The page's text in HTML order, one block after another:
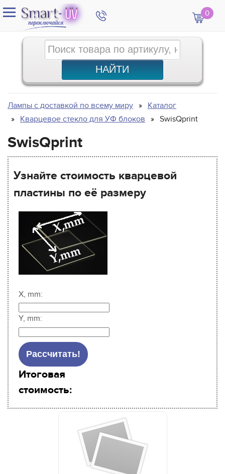
0
Лампы с доставкой по всему миру
Каталог
Кварцевое стекло для УФ блоков
SwisQprint
SwisQprint
Узнайте стоимость кварцевой
пластины по её размеру
X, mm:
Y, mm:
Итоговая
стоимость: